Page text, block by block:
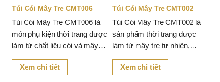
Túi Cói Mây Tre CMT006
Túi Cói Mây Tre CMT006 là
món phụ kiện thời trang được
làm từ chất liệu cói và mây
tre tự nhiên, mang đến vẻ đẹp
giản dị nhưng không kém
Xem chi tiết
Túi Cói Mây Tre CMT002
Túi Cói Mây Tre CMT002 là
sản phẩm thời trang được
làm từ mây tre tự nhiên,
mang đến sự kết hợp hoàn
hảo giữa vẻ đẹp giản dị và sự
Xem chi tiết